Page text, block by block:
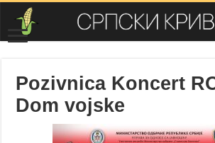
Pozivnica Koncert
Dom vojske